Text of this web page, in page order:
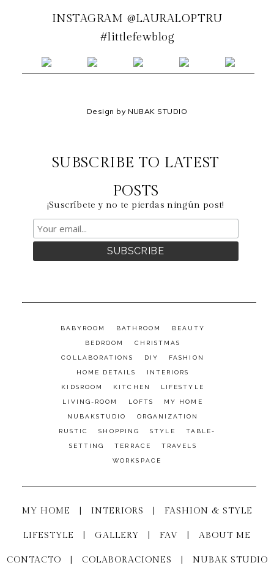
INSTAGRAM @LAURALOPTRU
#littlefewblog
Design by NUBAK STUDIO
SUBSCRIBE TO LATEST
POSTS
¡Suscríbete y no te pierdas ningún post!
BABYROOM BATHROOM BEAUTY
BEDROOM CHRISTMAS
COLLABORATIONS DIY FASHION
HOME DETAILS INTERIORS
KIDSROOM KITCHEN LIFESTYLE
LIVING-ROOM LOFTS MY HOME
NUBAKSTUDIO ORGANIZATION
RUSTIC SHOPPING STYLE TABLE-
SETTING TERRACE TRAVELS
WORKSPACE
MY HOME INTERIORS FASHION & STYLE
LIFESTYLE GALLERY FAV ABOUT ME
CONTACTO COLABORACIONES NUBAK STUDIO